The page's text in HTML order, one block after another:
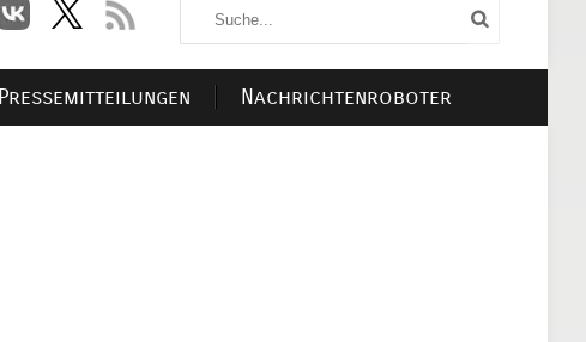
Pressemitteilungen Nachrichtenroboter